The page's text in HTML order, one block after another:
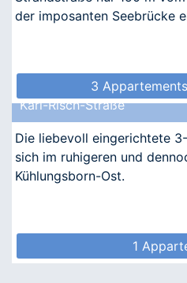
der imposanten Seebrücke
3
Karl-Risch-Straße
Die liebevoll eingerichtete
sich im ruhigeren und
Kühlungsborn-Ost.
1